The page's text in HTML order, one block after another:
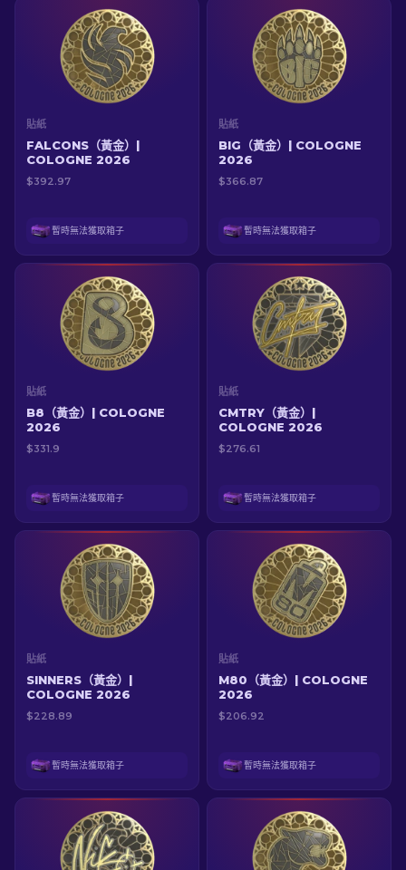
貼紙
FALCONS（黃金）|
COLOGNE 2026
$392.97
暫時無法獲取箱子
貼紙
BIG（黃金）| COLOGNE
2026
$366.87
暫時無法獲取箱子
貼紙
B8（黃金）| COLOGNE
2026
$331.9
暫時無法獲取箱子
貼紙
CMTRY（黃金）|
COLOGNE 2026
$276.61
暫時無法獲取箱子
貼紙
SINNERS（黃金）|
COLOGNE 2026
$228.89
暫時無法獲取箱子
貼紙
M80（黃金）| COLOGNE
2026
$206.92
暫時無法獲取箱子